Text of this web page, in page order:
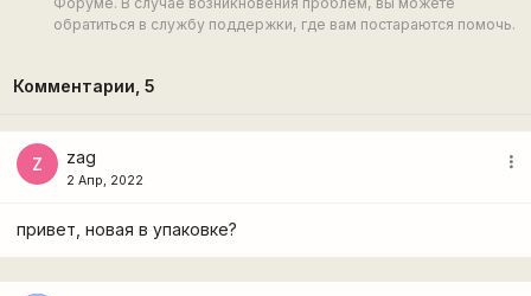
обратиться в службу поддержки, где вам постараются помочь.
Комментарии, 5
Z zag
2 Апр, 2022
more_vert
привет, новая в упаковке?